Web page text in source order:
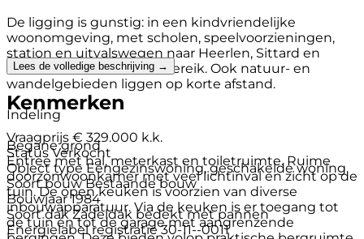
De ligging is gunstig: in een kindvriendelijke
woonomgeving, met scholen, speelvoorzieningen,
station en uitvalswegen naar Heerlen, Sittard en
Maastricht binnen handbereik. Ook natuur- en
wandelgebieden liggen op korte afstand.
Indeling
Begane grond
Entree met hal, meterkast en toiletruimte. Ruime
doorzonwoonkamer met veel lichtinval en zicht op de
tuin. De open keuken is voorzien van diverse
inbouwapparatuur. Via de keuken is er toegang tot
de tuin én tot de garage met aangrenzende
Lees de volledige beschrijving →
Kenmerken
Vraagprijs € 329.000 k.k.
Status Verkocht
Object type Eengezinswoning, geschakelde woning
Soort bouw Bestaande bouw
Bouwjaar 1984
Soort dak Zadeldak bedekt met pannen
Energielabel registratie 30-11--0011